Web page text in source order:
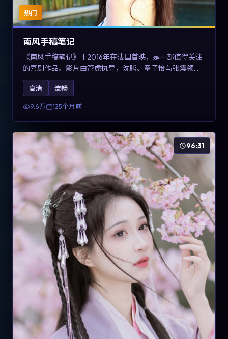
热门
南风手稿笔记
《南风手稿笔记》于2016年在法国首映，是一部值得关注
的喜剧作品。影片由管虎执导，沈腾、章子怡与张震领衔
出演。剧情通过回忆与现实交错呈现记忆的可塑性，整体
完成度高，适合希望了解法国喜剧类型创作的观众在线观
高清 流畅
9.6万 125个月前
96:31